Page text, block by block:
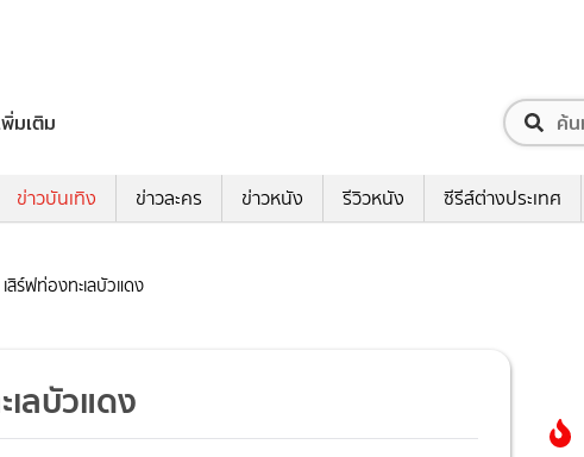
พิ่มเติม
ข่าวบันเทิง ข่าวละคร ข่าวหนัง รีวิวหนัง ซีรีส์ต่างประเทศ
ร์ฟท่องทะเลบัวแดง
ลบัวแดง